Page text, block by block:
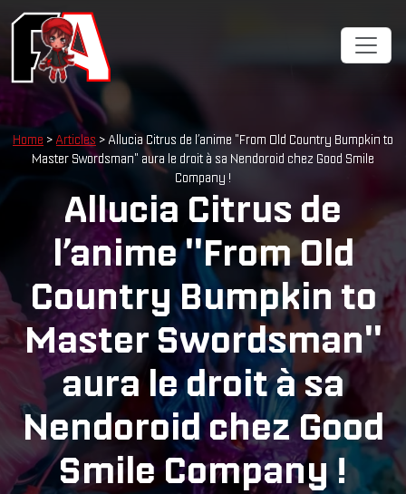
Home > Articles > Allucia Citrus de l’anime "From Old Country Bumpkin to
Master Swordsman" aura le droit à sa Nendoroid chez Good Smile
Company !
Allucia Citrus de
l’anime "From Old
Country Bumpkin to
Master Swordsman"
aura le droit à sa
Nendoroid chez Good
Smile Company !
Cookies management panel